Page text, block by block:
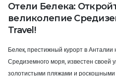
Отели Белека:
великолепие
Travel!
Белек, престижный курорт в
Средиземного моря, известен своей
золотистыми пляжами и